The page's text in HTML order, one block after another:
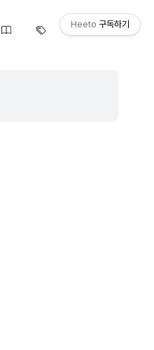
Heeto 구독하기